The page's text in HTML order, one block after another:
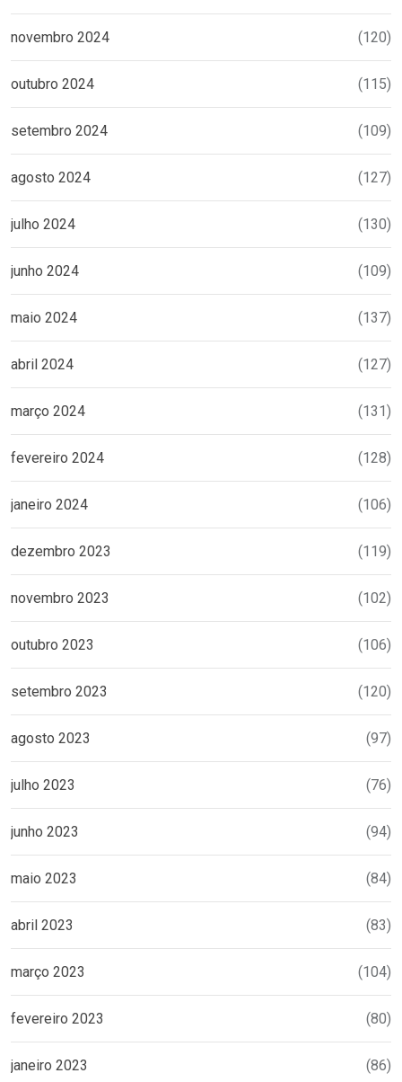
novembro 2024 (120)
outubro 2024 (115)
setembro 2024 (109)
agosto 2024 (127)
julho 2024 (130)
junho 2024 (109)
maio 2024 (137)
abril 2024 (127)
março 2024 (131)
fevereiro 2024 (128)
janeiro 2024 (106)
dezembro 2023 (119)
novembro 2023 (102)
outubro 2023 (106)
setembro 2023 (120)
agosto 2023 (97)
julho 2023 (76)
junho 2023 (94)
maio 2023 (84)
abril 2023 (83)
março 2023 (104)
fevereiro 2023 (80)
janeiro 2023 (86)